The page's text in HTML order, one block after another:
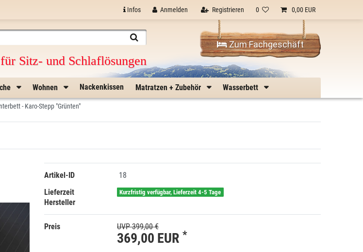
Infos Anmelden Registrieren 0 0,00 EUR
Sitz- und Schlaflösungen
Zum Fachgeschäft
Wohnen Nackenkissen Matratzen + Zubehör Wasserbett
- Karo-Stepp "Grünten"
Artikel-ID
18
Lieferzeit
Kurzfristig verfügbar, Lieferzeit 4-5 Tage
Hersteller
Preis UVP 399,00 €
369,00 EUR *